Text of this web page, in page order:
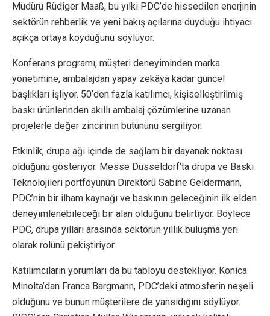
Müdürü Rüdiger Maaß, bu yılki PDC’de hissedilen enerjinin
sektörün rehberlik ve yeni bakış açılarına duyduğu ihtiyacı
açıkça ortaya koyduğunu söylüyor.
Konferans programı, müşteri deneyiminden marka
yönetimine, ambalajdan yapay zekâya kadar güncel
başlıkları işliyor. 50’den fazla katılımcı, kişiselleştirilmiş
baskı ürünlerinden akıllı ambalaj çözümlerine uzanan
projelerle değer zincirinin bütününü sergiliyor.
Etkinlik, drupa ağı içinde de sağlam bir dayanak noktası
olduğunu gösteriyor. Messe Düsseldorf’ta drupa ve Baskı
Teknolojileri portföyünün Direktörü Sabine Geldermann,
PDC’nin bir ilham kaynağı ve baskının geleceğinin ilk elden
deneyimlenebileceği bir alan olduğunu belirtiyor. Böylece
PDC, drupa yılları arasında sektörün yıllık buluşma yeri
olarak rolünü pekiştiriyor.
Katılımcıların yorumları da bu tabloyu destekliyor. Konica
Minolta’dan Franca Bargmann, PDC’deki atmosferin neşeli
olduğunu ve bunun müşterilere de yansıdığını söylüyor.